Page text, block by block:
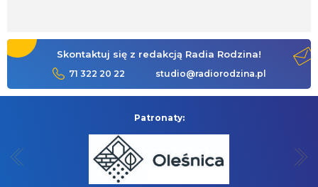
Skontaktuj się z redakcją Radia Rodzina!
71 322 20 22 studio@radiorodzina.pl
Patronaty: